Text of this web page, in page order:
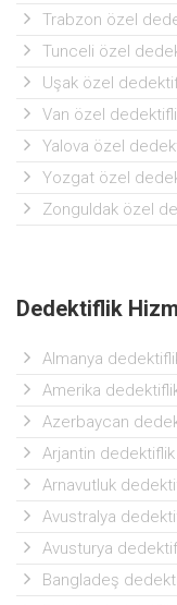
Trabzon özel
Tunceli özel
Uşak özel
Van özel
Yalova özel
Yozgat özel
Zonguldak özel
Dedektiflik
Almanya
Amerika
Azerbaycan
Arjantin dedektiflik
Arnavutluk
Avustralya
Avusturya
Bangladeş